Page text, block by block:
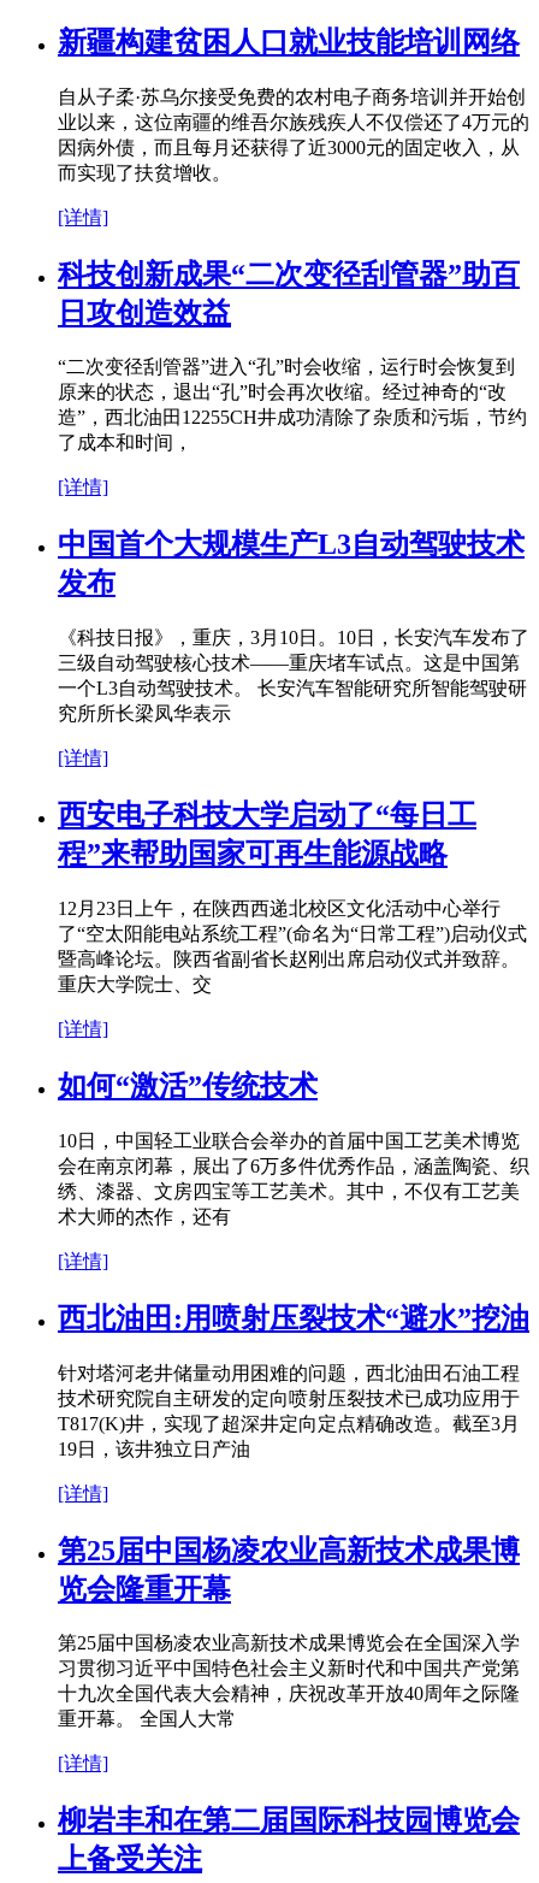
新疆构建贫困人口就业技能培训网络
自从子柔·苏乌尔接受免费的农村电子商务培训并开始创
业以来，这位南疆的维吾尔族残疾人不仅偿还了4万元的
因病外债，而且每月还获得了近3000元的固定收入，从
而实现了扶贫增收。
[详情]
科技创新成果“二次变径刮管器”助百
日攻创造效益
“二次变径刮管器”进入“孔”时会收缩，运行时会恢复到
原来的状态，退出“孔”时会再次收缩。经过神奇的“改
造”，西北油田12255CH井成功清除了杂质和污垢，节约
了成本和时间，
[详情]
中国首个大规模生产L3自动驾驶技术
发布
《科技日报》，重庆，3月10日。10日，长安汽车发布了
三级自动驾驶核心技术——重庆堵车试点。这是中国第
一个L3自动驾驶技术。 长安汽车智能研究所智能驾驶研
究所所长梁凤华表示
[详情]
西安电子科技大学启动了“每日工
程”来帮助国家可再生能源战略
12月23日上午，在陕西西递北校区文化活动中心举行
了“空太阳能电站系统工程”(命名为“日常工程”)启动仪式
暨高峰论坛。陕西省副省长赵刚出席启动仪式并致辞。
重庆大学院士、交
[详情]
如何“激活”传统技术
10日，中国轻工业联合会举办的首届中国工艺美术博览
会在南京闭幕，展出了6万多件优秀作品，涵盖陶瓷、织
绣、漆器、文房四宝等工艺美术。其中，不仅有工艺美
术大师的杰作，还有
[详情]
西北油田:用喷射压裂技术“避水”挖油
针对塔河老井储量动用困难的问题，西北油田石油工程
技术研究院自主研发的定向喷射压裂技术已成功应用于
T817(K)井，实现了超深井定向定点精确改造。截至3月
19日，该井独立日产油
[详情]
第25届中国杨凌农业高新技术成果博
览会隆重开幕
第25届中国杨凌农业高新技术成果博览会在全国深入学
习贯彻习近平中国特色社会主义新时代和中国共产党第
十九次全国代表大会精神，庆祝改革开放40周年之际隆
重开幕。 全国人大常
[详情]
柳岩丰和在第二届国际科技园博览会
上备受关注